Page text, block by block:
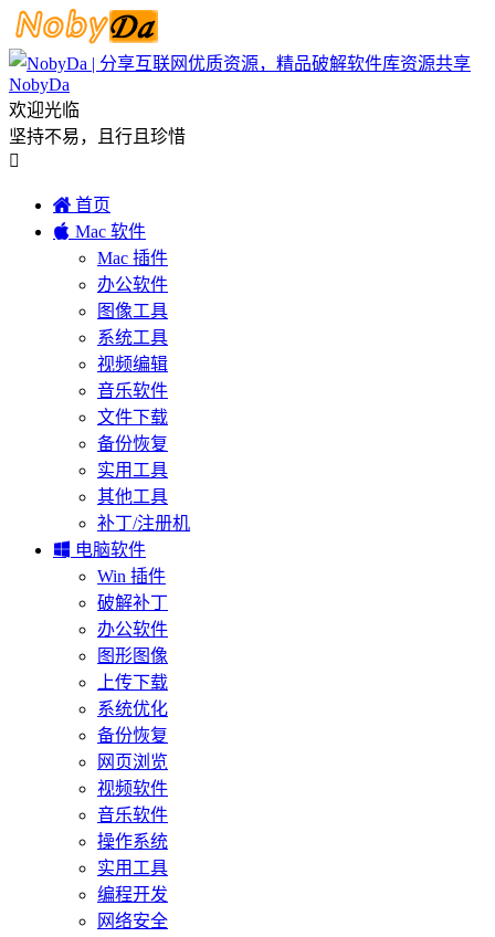
NobyDa
欢迎光临
坚持不易，且行且珍惜

 首页
 Mac 软件
Mac 插件
办公软件
图像工具
系统工具
视频编辑
音乐软件
文件下载
备份恢复
实用工具
其他工具
补丁/注册机
 电脑软件
Win 插件
破解补丁
办公软件
图形图像
上传下载
系统优化
备份恢复
网页浏览
视频软件
音乐软件
操作系统
实用工具
编程开发
网络安全